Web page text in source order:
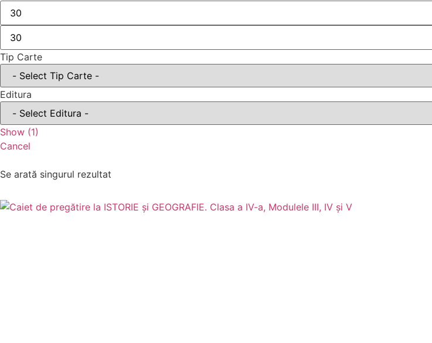
Tip Carte
Editura
Show (1)
Cancel
Se arată singurul rezultat